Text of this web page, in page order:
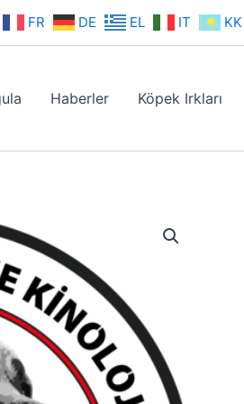
FR DE EL IT KK
Haberler Köpek Irkları